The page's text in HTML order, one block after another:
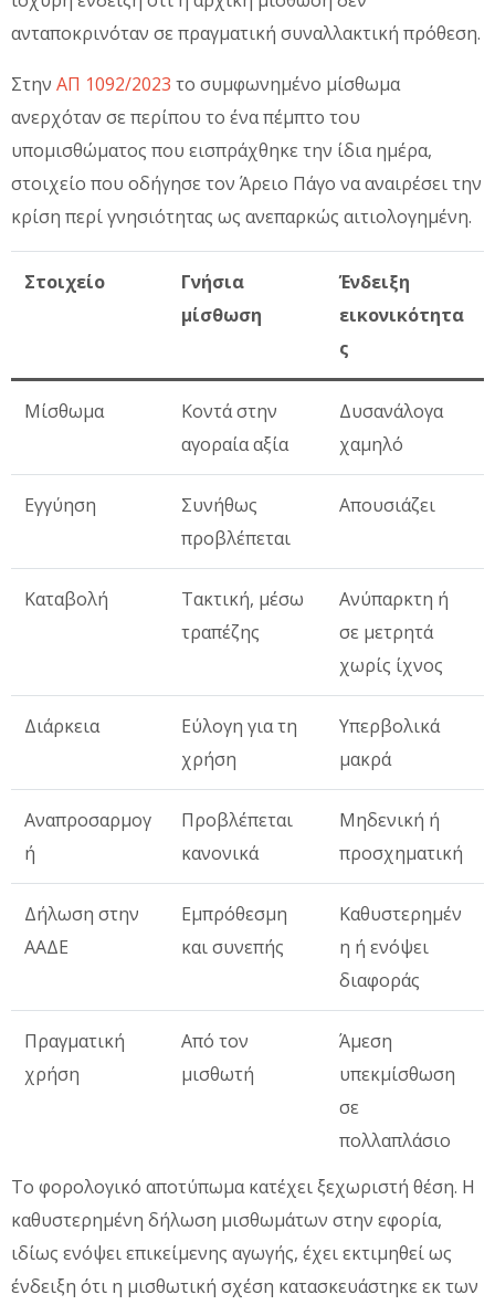
ανταποκρινόταν σε πραγματική συναλλακτική πρόθεση.
Στην ΑΠ 1092/2023 το συμφωνημένο μίσθωμα
ανερχόταν σε περίπου το ένα πέμπτο του
υπομισθώματος που εισπράχθηκε την ίδια ημέρα,
στοιχείο που οδήγησε τον Άρειο Πάγο να αναιρέσει την
κρίση περί γνησιότητας ως ανεπαρκώς αιτιολογημένη.
Στοιχείο
Γνήσια
μίσθωση
Ένδειξη
εικονικότητα
ς
Μίσθωμα
Κοντά στην
αγοραία αξία
Δυσανάλογα
χαμηλό
Εγγύηση
Συνήθως
προβλέπεται
Απουσιάζει
Καταβολή
Τακτική, μέσω
τραπέζης
Ανύπαρκτη ή
σε μετρητά
χωρίς ίχνος
Διάρκεια
Εύλογη για τη
χρήση
Υπερβολικά
μακρά
Αναπροσαρμογ
ή
Προβλέπεται
κανονικά
Μηδενική ή
προσχηματική
Δήλωση στην
ΑΑΔΕ
Εμπρόθεσμη
και συνεπής
Καθυστερημέν
η ή ενόψει
διαφοράς
Πραγματική
χρήση
Από τον
μισθωτή
Άμεση
υπεκμίσθωση
σε
πολλαπλάσιο
Το φορολογικό αποτύπωμα κατέχει ξεχωριστή θέση. Η
καθυστερημένη δήλωση μισθωμάτων στην εφορία,
ιδίως ενόψει επικείμενης αγωγής, έχει εκτιμηθεί ως
ένδειξη ότι η μισθωτική σχέση κατασκευάστηκε εκ των